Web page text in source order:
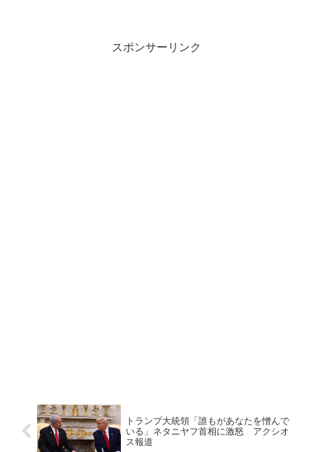
スポンサーリンク
トランプ大統領「誰もがあなたを憎んで
いる」ネタニヤフ首相に激怒 アクシオ
ス報道